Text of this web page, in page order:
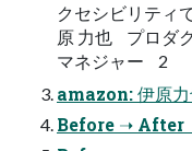
クセシビリティ
原 力也 プロダ
マネジャー 2
amazon: 伊原
Before ➝